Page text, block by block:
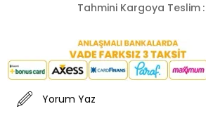
Tahmini Kargoya Teslim :
Yorum Yaz